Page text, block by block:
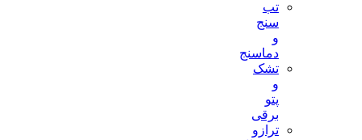
دماسنج
تشک
ترازو